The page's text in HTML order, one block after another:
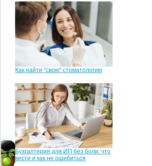
Как найти "свою" стоматологию
Бухгалтерия для ИП без боли: что
вести и как не ошибиться